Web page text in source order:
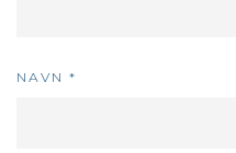
NAVN *